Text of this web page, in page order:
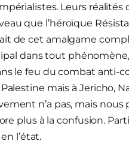
Leurs
que l’héroïque
de cet amalgame
dans tout phénomène,
le feu du combat anti-
mais à Jericho,
n’a pas, mais nous
plus à la confusion.
l’état.